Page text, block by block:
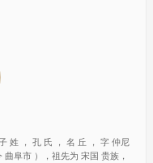
姓 ， 孔 氏 ， 名 丘 ， 字 仲尼
阜市 ），祖先为 宋国 贵族，